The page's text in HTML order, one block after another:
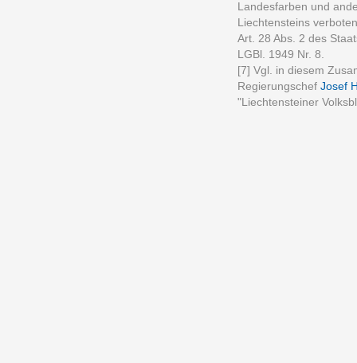
Landesfarben und
Liechtensteins
Art. 28 Abs. 2 des
LGBl. 1949 Nr. 8.
[7] Vgl. in diesem
Regierungschef Josef
"Liechtensteiner